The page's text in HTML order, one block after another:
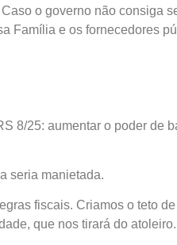
o governo não consiga
Família e os fornecedores
8/25: aumentar o poder de
seria manietada.
fiscais. Criamos o teto
que nos tirará do atoleiro.